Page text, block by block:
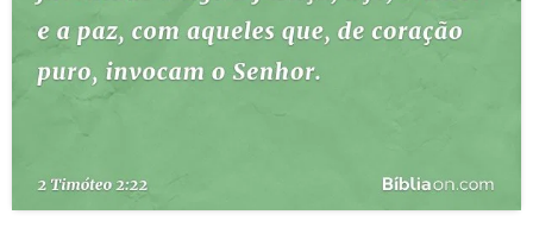
ESBOÇOS DE PREGAÇÃO
TEMAS
TERMO BÍBLICO